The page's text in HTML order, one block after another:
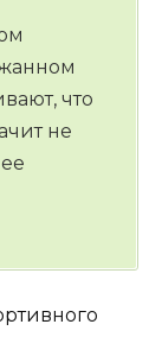
что
не